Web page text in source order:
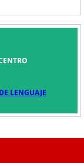
LENGUAJE